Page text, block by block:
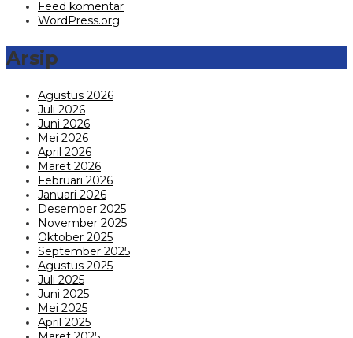
Feed komentar
WordPress.org
Arsip
Agustus 2026
Juli 2026
Juni 2026
Mei 2026
April 2026
Maret 2026
Februari 2026
Januari 2026
Desember 2025
November 2025
Oktober 2025
September 2025
Agustus 2025
Juli 2025
Juni 2025
Mei 2025
April 2025